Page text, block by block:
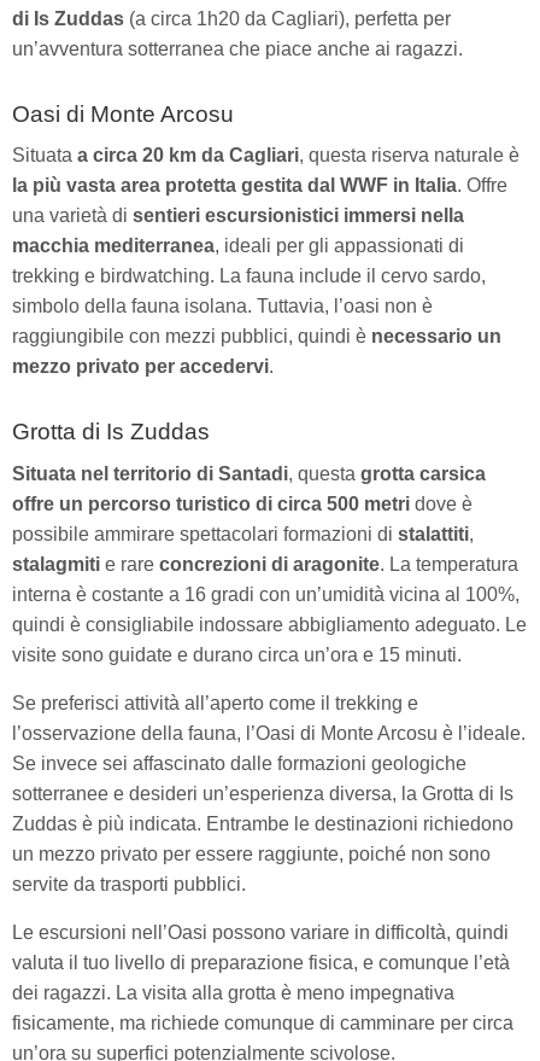
di Is Zuddas (a circa 1h20 da Cagliari), perfetta per
un’avventura sotterranea che piace anche ai ragazzi.
Oasi di Monte Arcosu
Situata a circa 20 km da Cagliari, questa riserva naturale è
la più vasta area protetta gestita dal WWF in Italia. Offre
una varietà di sentieri escursionistici immersi nella
macchia mediterranea, ideali per gli appassionati di
trekking e birdwatching. La fauna include il cervo sardo,
simbolo della fauna isolana. Tuttavia, l’oasi non è
raggiungibile con mezzi pubblici, quindi è necessario un
mezzo privato per accedervi. ​
Grotta di Is Zuddas
Situata nel territorio di Santadi, questa grotta carsica
offre un percorso turistico di circa 500 metri dove è
possibile ammirare spettacolari formazioni di stalattiti,
stalagmiti e rare concrezioni di aragonite. La temperatura
interna è costante a 16 gradi con un’umidità vicina al 100%,
quindi è consigliabile indossare abbigliamento adeguato. Le
visite sono guidate e durano circa un’ora e 15 minuti. ​
Se preferisci attività all’aperto come il trekking e
l’osservazione della fauna, l’Oasi di Monte Arcosu è l’ideale.
Se invece sei affascinato dalle formazioni geologiche
sotterranee e desideri un’esperienza diversa, la Grotta di Is
Zuddas è più indicata.​ Entrambe le destinazioni richiedono
un mezzo privato per essere raggiunte, poiché non sono
servite da trasporti pubblici.​
Le escursioni nell’Oasi possono variare in difficoltà, quindi
valuta il tuo livello di preparazione fisica, e comunque l’età
dei ragazzi. La visita alla grotta è meno impegnativa
fisicamente, ma richiede comunque di camminare per circa
un’ora su superfici potenzialmente scivolose.​